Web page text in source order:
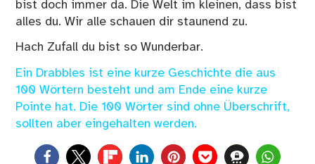
bist doch immer da. Die Welt im kleinen, dass bist
alles du. Wir alle schauen dir staunend zu.
Hach Zufall du bist so Wunderbar.
Ein Drabbles ist eine kurze Geschichte die aus
100 Wörtern besteht und am Ende eine kurze
Pointe hat. Die 100 Wörter sind ohne Überschrift,
sollten aber eingehalten werden.
0